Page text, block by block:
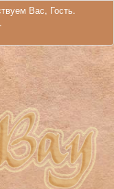
Вас, Гость.
.